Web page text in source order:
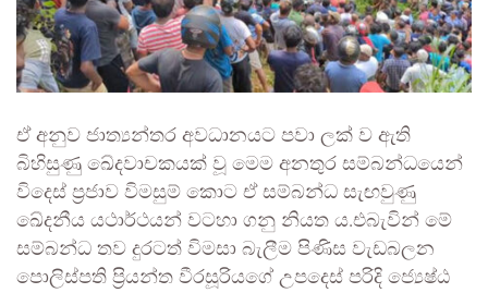
ඒ අනුව ජාත්‍යන්තර අවධානයට පවා ලක් ව ඇති
බිහිසුණු ඛේදවාචකයක් වූ මෙම අනතුර සම්බන්ධයෙන්
විදෙස් ප්‍රජාව විමසුම් කොට ඒ සම්බන්ධ සැඟවුණු
ඛේදනීය යථාර්ථයන් වටහා ගනු නියත ය.එබැවින් මේ
සම්බන්ධ තව දුරටත් විමසා බැලීම පිණිස වැඩබලන
පොලිස්පති ප්‍රියන්ත වීරසූරියගේ උපදෙස් පරිදි ජ්‍යෙෂ්ඨ